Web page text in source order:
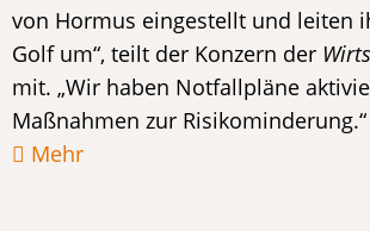
von Hormus eingestellt und leiten
Golf um“, teilt der Konzern der
mit. „Wir haben Notfallpläne
Maßnahmen zur
Mehr